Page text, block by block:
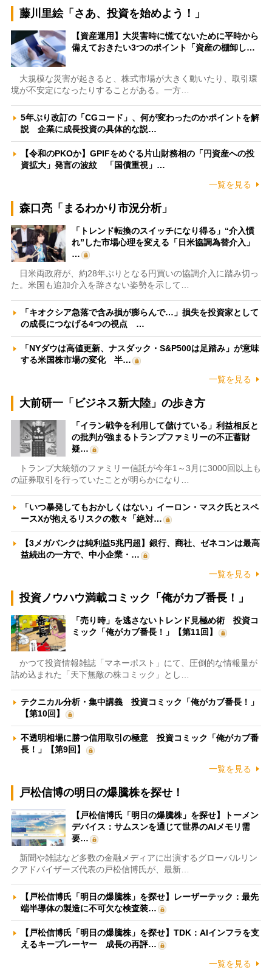
藤川里絵「さあ、投資を始めよう！」
【資産運用】大災害時に慌てないために平時から
備えておきたい3つのポイント「資産の棚卸し…
大規模な災害が起きると、株式市場が大きく動いたり、取引環
境が不安定になったりすることがある。一方…
5年ぶり改訂の「CGコード」、何が変わったのかポイントを解
説 企業に成長投資の具体的な説…
【令和のPKOか】GPIFをめぐる片山財務相の「円資産への投
資拡大」発言の波紋 「国債重視」…
一覧を見る
森口亮「まるわかり市況分析」
「トレンド転換のスイッチになり得る」“介入慣
れ”した市場心理を変える「日米協調為替介入」
…
日米両政府が、約28年ぶりとなる円買いの協調介入に踏み切っ
た。米国も追加介入を辞さない姿勢を示して…
「キオクシア急落で含み損が膨らんで…」損失を投資家として
の成長につなげる4つの視点 …
「NYダウは高値更新、ナスダック・S&P500は足踏み」が意味
する米国株市場の変化 半…
一覧を見る
大前研一「ビジネス新大陸」の歩き方
「イラン戦争を利用して儲けている」利益相反と
の批判が強まるトランプファミリーの不正蓄財
疑…
トランプ大統領のファミリー信託が今年1～3月に3000回以上も
の証券取引を行っていたことが明らかになり…
「いつ暴発してもおかしくはない」イーロン・マスク氏とスペ
ースXが抱えるリスクの数々「絶対…
【3メガバンクは純利益5兆円超】銀行、商社、ゼネコンは最高
益続出の一方で、中小企業・…
一覧を見る
投資ノウハウ満載コミック「俺がカブ番長！」
「売り時」を逃さないトレンド見極め術 投資コ
ミック「俺がカブ番長！」【第11回】
かつて投資情報雑誌「マネーポスト」にて、圧倒的な情報量が
詰め込まれた「天下無敵の株コミック」とし…
テクニカル分析・集中講義 投資コミック「俺がカブ番長！」
【第10回】
不透明相場に勝つ信用取引の極意 投資コミック「俺がカブ番
長！」【第9回】
一覧を見る
戸松信博の明日の爆騰株を探せ！
【戸松信博氏「明日の爆騰株」を探せ】トーメン
デバイス：サムスンを通じて世界のAIメモリ需
要…
新聞や雑誌など多数の金融メディアに出演するグローバルリン
クアドバイザーズ代表の戸松信博氏が、最新…
【戸松信博氏「明日の爆騰株」を探せ】レーザーテック：最先
端半導体の製造に不可欠な検査装…
【戸松信博氏「明日の爆騰株」を探せ】TDK：AIインフラを支
えるキープレーヤー 成長の再評…
一覧を見る